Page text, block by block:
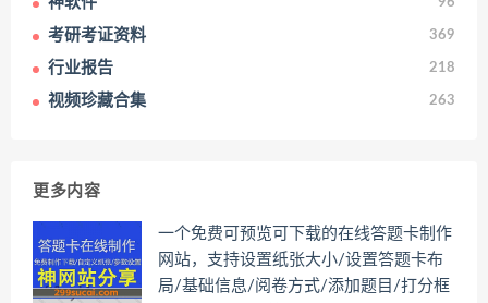
96
考研考证资料 369
行业报告 218
视频珍藏合集 263
更多内容
一个免费可预览可下载的在线答题卡制作
网站，支持设置纸张大小/设置答题卡布
局/基础信息/阅卷方式/添加题目/打分框